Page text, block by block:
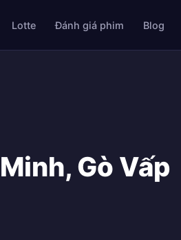
Lotte Đánh giá phim Blog
Gò Vấp